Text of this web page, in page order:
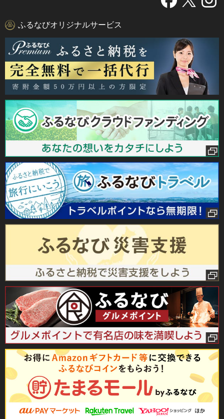
ふるなびオリジナルサービス